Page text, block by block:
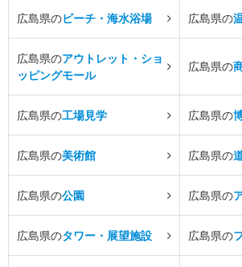
広島県のビーチ・海水浴場 広島県の
広島県のアウトレット・ショ
ッピングモール
広島県の
広島県の工場見学 広島県の
広島県の美術館 広島県の
広島県の公園 広島県の
広島県のタワー・展望施設 広島県の